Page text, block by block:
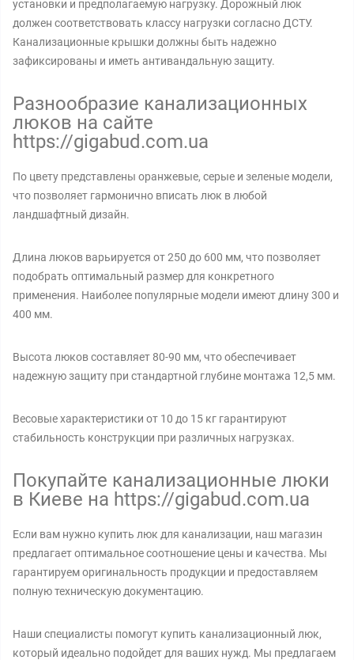
установки и предполагаемую нагрузку. Дорожный люк
должен соответствовать классу нагрузки согласно ДСТУ.
Канализационные крышки должны быть надежно
зафиксированы и иметь антивандальную защиту.
Разнообразие канализационных
люков на сайте
https://gigabud.com.ua
По цвету представлены оранжевые, серые и зеленые модели,
что позволяет гармонично вписать люк в любой
ландшафтный дизайн.
Длина люков варьируется от 250 до 600 мм, что позволяет
подобрать оптимальный размер для конкретного
применения. Наиболее популярные модели имеют длину 300 и
400 мм.
Высота люков составляет 80-90 мм, что обеспечивает
надежную защиту при стандартной глубине монтажа 12,5 мм.
Весовые характеристики от 10 до 15 кг гарантируют
стабильность конструкции при различных нагрузках.
Покупайте канализационные люки
в Киеве на https://gigabud.com.ua
Если вам нужно купить люк для канализации, наш магазин
предлагает оптимальное соотношение цены и качества. Мы
гарантируем оригинальность продукции и предоставляем
полную техническую документацию.
Наши специалисты помогут купить канализационный люк,
который идеально подойдет для ваших нужд. Мы предлагаем